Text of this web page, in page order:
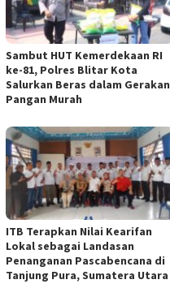
Sambut HUT Kemerdekaan RI
ke-81, Polres Blitar Kota
Salurkan Beras dalam Gerakan
Pangan Murah
ITB Terapkan Nilai Kearifan
Lokal sebagai Landasan
Penanganan Pascabencana di
Tanjung Pura, Sumatera Utara